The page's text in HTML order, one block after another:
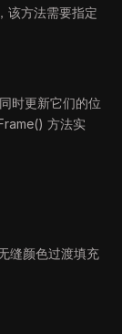
该方法需要指定
时更新它们的位
方法实
缝颜色过渡填充